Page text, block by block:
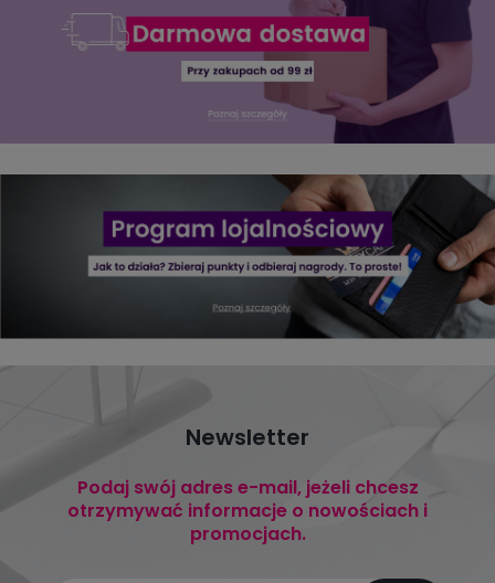
Newsletter
Podaj swój adres e-mail, jeżeli chcesz
otrzymywać informacje o nowościach i
promocjach.